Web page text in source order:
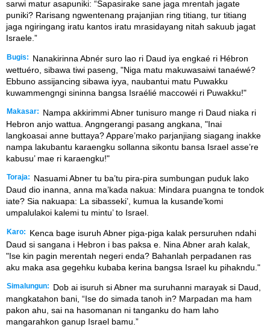
sarwi matur asapuniki: “Sapasirake sane jaga mrentah jagate
puniki? Rarisang ngwentenang prajanjian ring titiang, tur titiang
jaga ngiringang iratu kantos iratu mrasidayang nitah sakuub jagat
Israele.”
Bugis:
Nanakirinna Abnér suro lao ri Daud iya engkaé ri Hébron
wettuéro, sibawa tiwi paseng, "Niga matu makuwasaiwi tanaéwé?
Ebbuno assijancing sibawa iyya, naubantui matu Puwakku
kuwammengngi sininna bangsa Israélié maccowéi ri Puwakku!"
Makasar:
Nampa akkirimmi Abner tunisuro mange ri Daud niaka ri
Hebron anjo wattua. Angngerangi pasang angkana, "Inai
langkoasai anne buttaya? Appare’mako parjanjiang siagang inakke
nampa lakubantu karaengku sollanna sikontu bansa Israel asse’re
kabusu’ mae ri karaengku!"
Toraja:
Nasuami Abner tu ba’tu pira-pira sumbungan puduk lako
Daud dio inanna, anna ma’kada nakua: Mindara puangna te tondok
iate? Sia nakuapa: La sibasseki’, kumua la kusande’komi
umpalulakoi kalemi tu mintu’ to Israel.
Karo:
Kenca bage isuruh Abner piga-piga kalak persuruhen ndahi
Daud si sangana i Hebron i bas paksa e. Nina Abner arah kalak,
"Ise kin pagin merentah negeri enda? Bahanlah perpadanen ras
aku maka asa gegehku kubaba kerina bangsa Israel ku pihakndu."
Simalungun:
Dob ai isuruh si Abner ma suruhanni marayak si Daud,
mangkatahon bani, “Ise do simada tanoh in? Marpadan ma ham
pakon ahu, sai na hasomanan ni tanganku do ham laho
mangarahkon ganup Israel bamu.”